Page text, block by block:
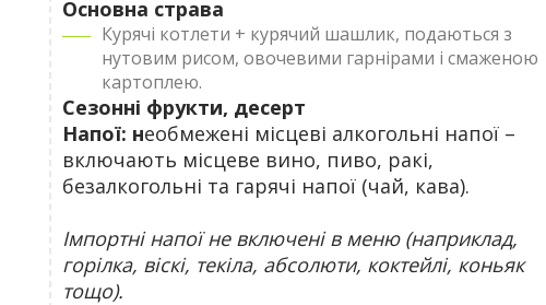
Основна страва
Курячі котлети + курячий шашлик, подаються з
нутовим рисом, овочевими гарнірами і смаженою
картоплею.
Сезонні фрукти, десерт
Напої: необмежені місцеві алкогольні напої –
включають місцеве вино, пиво, ракі,
безалкогольні та гарячі напої (чай, кава).
Імпортні напої не включені в меню (наприклад,
горілка, віскі, текіла, абсолюти, коктейлі, коньяк
тощо).